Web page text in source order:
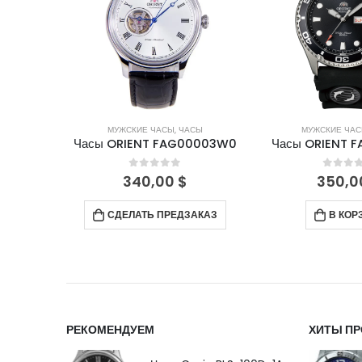
МУЖСКИЕ ЧАСЫ, ЧАСЫ
Часы ORIENT FAG00003W0
0 out of 5
340,00 $
СДЕЛАТЬ ПРЕДЗАКАЗ
МУЖСКИЕ
Часы ORIENT
0out
В
РЕКОМЕНДУЕМ ХИТЫ